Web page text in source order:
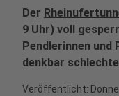
Der
9 Uhr) voll
Pendlerinnen und
denkbar
Veröffentlicht: